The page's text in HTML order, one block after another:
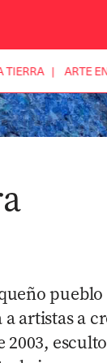
TIERRA | ARTE
artistas a
2003,